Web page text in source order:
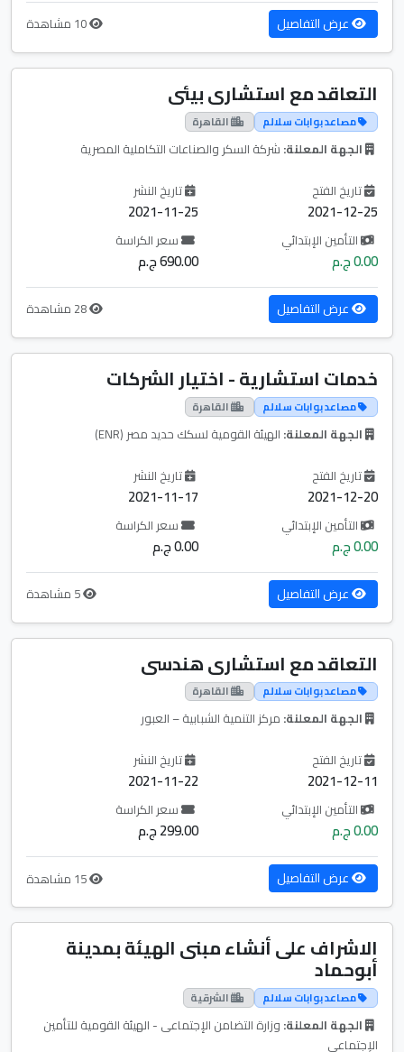
عرض التفاصيل
التعاقد مع استشارى بيئى
مصاعد بوابات سلالم القاهرة
الجهة المعلنة: شركة السكر والصناعات التكاملية المصرية
تاريخ الفتح
2021-12-25
تاريخ النشر
2021-11-25
التأمين الإبتدائي
0.00 ج.م
سعر الكراسة
690.00 ج.م
عرض التفاصيل
خدمات استشارية - اختيار الشركات
مصاعد بوابات سلالم القاهرة
الجهة المعلنة: الهيئة القومية لسكك حديد مصر (ENR)
تاريخ الفتح
2021-12-20
تاريخ النشر
2021-11-17
التأمين الإبتدائي
0.00 ج.م
سعر الكراسة
0.00 ج.م
عرض التفاصيل
التعاقد مع استشارى هندسى
مصاعد بوابات سلالم القاهرة
الجهة المعلنة: مركز التنمية الشبابية – العبور
تاريخ الفتح
2021-12-11
تاريخ النشر
2021-11-22
التأمين الإبتدائي
0.00 ج.م
سعر الكراسة
299.00 ج.م
عرض التفاصيل
الاشراف على أنشاء مبنى الهيئة بمدينة
أبوحماد
مصاعد بوابات سلالم الشرقية
الجهة المعلنة: وزارة التضامن الإجتماعى - الهيئة القومية للتأمين
الإجتماعى